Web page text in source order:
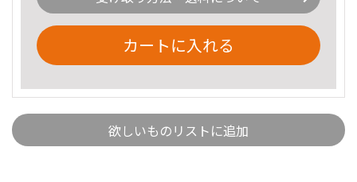
カートに入れる
欲しいものリストに追加